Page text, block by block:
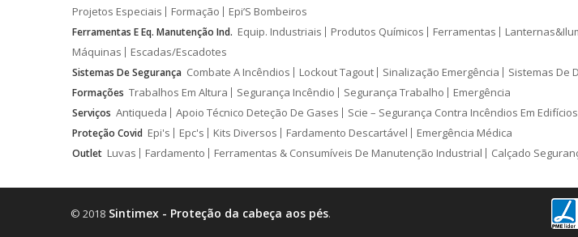
Projetos Especiais
Formação Epi’S Bombeiros
Ferramentas E Eq. Manutenção Ind. Equip. Industriais Produtos Químicos Ferramentas
Máquinas
Escadas/Escadotes
Sistemas De Segurança Combate A Incêndios Lockout Tagout Sinalização Emergência Sistemas De
Formações Trabalhos Em Altura Segurança Incêndio Segurança Trabalho Emergência
Serviços Antiqueda Apoio Técnico Deteção De Gases Scie – Segurança Contra Incêndios Em Edifícios
Proteção Covid Epi's Epc's Kits Diversos Fardamento Descartável Emergência Médica
Outlet Luvas Fardamento Ferramentas & Consumíveis De Manutenção Industrial Calçado
© 2018 Sintimex - Proteção da cabeça aos pés.